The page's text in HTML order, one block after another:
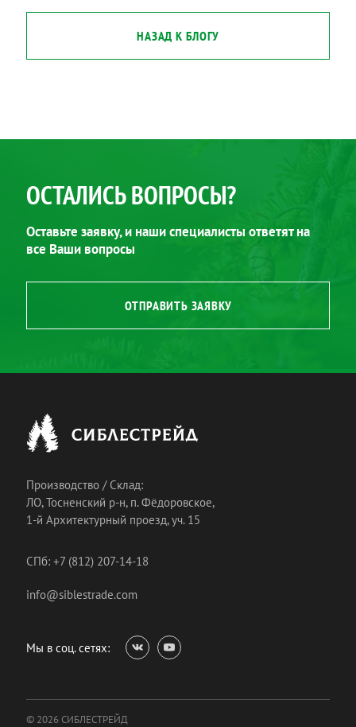
НАЗАД К БЛОГУ
ОСТАЛИСЬ ВОПРОСЫ?
Оставьте заявку, и наши специалисты ответят на
все Ваши вопросы
ОТПРАВИТЬ ЗАЯВКУ
Производство / Склад:
ЛО, Тосненский р-н, п. Фёдоровское,
1-й Архитектурный проезд, уч. 15
СПб: +7 (812) 207-14-18
info@siblestrade.com
Мы в соц. сетях:
© 2026 СИБЛЕСТРЕЙД